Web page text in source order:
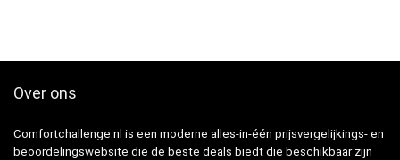
Over ons
Comfortchallenge.nl is een moderne alles-in-één prijsvergelijkings- en
beoordelingswebsite die de beste deals biedt die beschikbaar zijn